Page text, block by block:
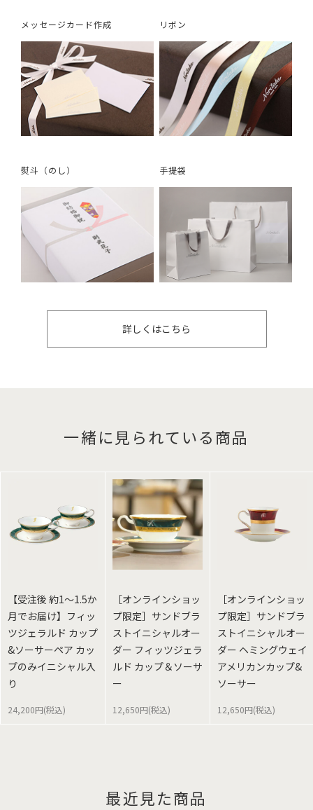
メッセージカード作成 リボン
熨斗（のし） 手提袋
詳しくはこちら
一緒に見られている商品
【受注後 約1～1.5か
月でお届け】フィッ
ツジェラルド カップ
&ソーサーペア カッ
プのみイニシャル入
り
24,200円(税込)
［オンラインショッ
プ限定］サンドブラ
ストイニシャルオー
ダー フィッツジェラ
ルド カップ＆ソーサ
ー
12,650円(税込)
［オンラインショッ
プ限定］サンドブラ
ストイニシャルオー
ダー ヘミングウェイ
アメリカンカップ&
ソーサー
12,650円(税込)
最近見た商品